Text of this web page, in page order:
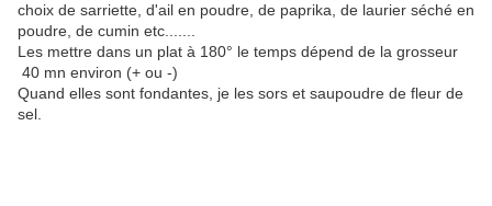
choix de sarriette, d'ail en poudre, de paprika, de laurier séché en
poudre, de cumin etc.......
Les mettre dans un plat à 180° le temps dépend de la grosseur
40 mn environ (+ ou -)
Quand elles sont fondantes, je les sors et saupoudre de fleur de
sel.